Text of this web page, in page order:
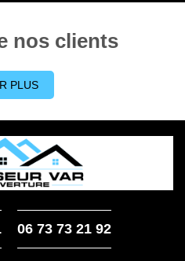
nos clients
PLUS
06 73 73 21 92